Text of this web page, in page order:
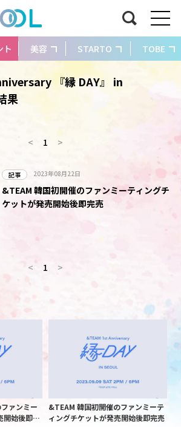
ト 美容 STARTO TOBE
『縁 DAY』 in
果
< 1 >
記事 2023年08月22日
&TEAM 韓国初開催のファンミーティングチ
ケットが発売開始後即完売
< 1 >
ァンミー
開始後即完
&TEAM 韓国初開催のファンミーテ
ィングチケットが発売開始後即完売